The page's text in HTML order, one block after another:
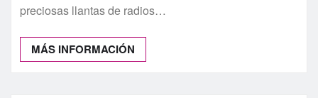
preciosas llantas de radios…
MÁS INFORMACIÓN